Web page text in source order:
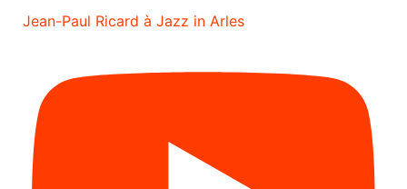
Jean-Paul Ricard à Jazz in Arles